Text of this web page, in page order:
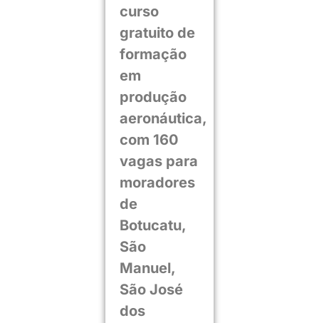
curso
gratuito de
formação
em
produção
aeronáutica,
com 160
vagas para
moradores
de
Botucatu,
São
Manuel,
São José
dos